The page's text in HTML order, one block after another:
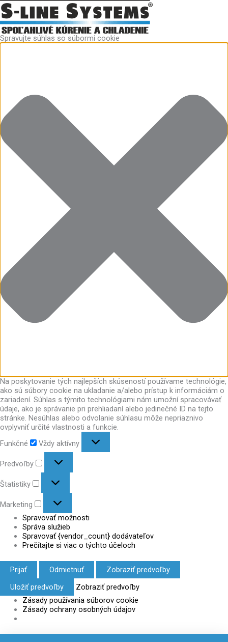
Spravujte súhlas so súbormi cookie
Na poskytovanie tých najlepších skúseností používame technológie,
ako sú súbory cookie na ukladanie a/alebo prístup k informáciám o
zariadení. Súhlas s týmito technológiami nám umožní spracovávať
údaje, ako je správanie pri prehliadaní alebo jedinečné ID na tejto
stránke. Nesúhlas alebo odvolanie súhlasu môže nepriaznivo
ovplyvniť určité vlastnosti a funkcie.
Funkčné
Funkčné
Vždy aktívny
Predvoľby
Predvoľby
Štatistiky
Štatistiky
Marketing
Marketing
Spravovať možnosti
Správa služieb
Spravovať {vendor_count} dodávateľov
Prečítajte si viac o týchto účeloch
Prijať Odmietnuť
Zobraziť predvoľby
Uložiť predvoľby
Zobraziť predvoľby
Zásady používania súborov cookie
Zásady ochrany osobných údajov
Preskočiť
na
obsah